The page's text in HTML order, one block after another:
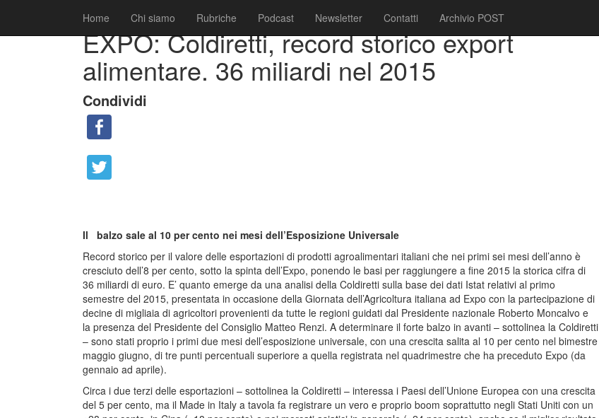
Home Chi siamo Rubriche Podcast Newsletter Contatti Archivio POST
EXPO: Coldiretti, record storico export
alimentare. 36 miliardi nel 2015
Condividi
Il balzo sale al 10 per cento nei mesi dell’Esposizione Universale
Record storico per il valore delle esportazioni di prodotti agroalimentari italiani che nei primi sei mesi dell’anno è
cresciuto dell’8 per cento, sotto la spinta dell’Expo, ponendo le basi per raggiungere a fine 2015 la storica cifra di
36 miliardi di euro. E’ quanto emerge da una analisi della Coldiretti sulla base dei dati Istat relativi al primo
semestre del 2015, presentata in occasione della Giornata dell’Agricoltura italiana ad Expo con la partecipazione di
decine di migliaia di agricoltori provenienti da tutte le regioni guidati dal Presidente nazionale Roberto Moncalvo e
la presenza del Presidente del Consiglio Matteo Renzi. A determinare il forte balzo in avanti – sottolinea la Coldiretti
– sono stati proprio i primi due mesi dell’esposizione universale, con una crescita salita al 10 per cento nel bimestre
maggio giugno, di tre punti percentuali superiore a quella registrata nel quadrimestre che ha preceduto Expo (da
gennaio ad aprile).
Circa i due terzi delle esportazioni – sottolinea la Coldiretti – interessa i Paesi dell’Unione Europea con una crescita
del 5 per cento, ma il Made in Italy a tavola fa registrare un vero e proprio boom soprattutto negli Stati Uniti con un